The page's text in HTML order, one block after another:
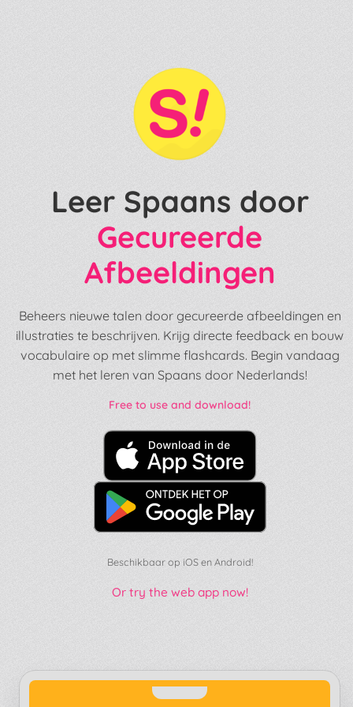
Leer Spaans door
Gecureerde
Afbeeldingen
Beheers nieuwe talen door gecureerde afbeeldingen en
illustraties te beschrijven. Krijg directe feedback en bouw
vocabulaire op met slimme flashcards. Begin vandaag
met het leren van Spaans door Nederlands!
Free to use and download!
Beschikbaar op iOS en Android!
Or try the web app now!